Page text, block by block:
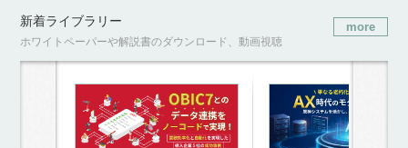
新着ライブラリー
ホワイトペーパーや解説書のダウンロード、動画視聴
more